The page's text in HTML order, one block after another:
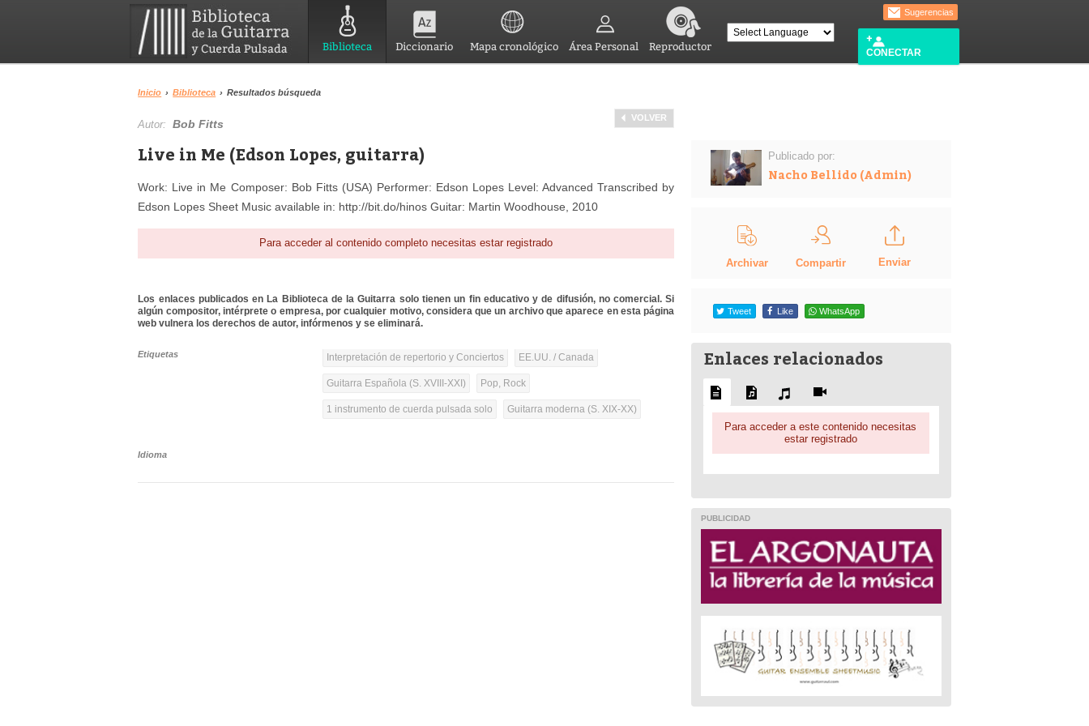
Biblioteca Diccionario Mapa cronológico Área Personal Reproductor
Sugerencias
CONECTAR
Inicio › Biblioteca › Resultados búsqueda
VOLVER
Autor:Bob Fitts
Live in Me (Edson Lopes, guitarra)
Work: Live in Me Composer: Bob Fitts (USA) Performer: Edson Lopes Level: Advanced Transcribed by
Edson Lopes Sheet Music available in: http://bit.do/hinos Guitar: Martin Woodhouse, 2010
Para acceder al contenido completo necesitas estar registrado
Los enlaces publicados en La Biblioteca de la Guitarra solo tienen un fin educativo y de difusión, no comercial. Si
algún compositor, intérprete o empresa, por cualquier motivo, considera que un archivo que aparece en esta página
web vulnera los derechos de autor, infórmenos y se eliminará.
Etiquetas Interpretación de repertorio y Conciertos EE.UU. / Canada
Guitarra Española (S. XVIII-XXI) Pop, Rock
1 instrumento de cuerda pulsada solo Guitarra moderna (S. XIX-XX)
Idioma
Publicado por:
Nacho Bellido (Admin)
Archivar Compartir Enviar
Tweet Like WhatsApp
Enlaces relacionados
Para acceder a este contenido necesitas
estar registrado
PUBLICIDAD